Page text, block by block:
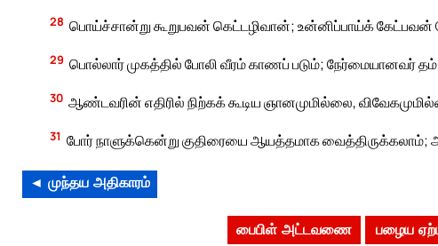
28 பொய்ச்சான்று கூறுபவன் கெட்டழிவான்; உன்னிப்பாய்க் கேட்பவன்
29 பொல்லார் முகத்தில் போலி வீரம் காணப் படும்; நேர்மையானவர் தம்
30 ஆண்டவரின் எதிரில் நிற்கக் கூடிய ஞானமுமில்லை,
31 போர் நாளுக்கென்று குதிரையை ஆயத்தமாக
◄ முந்தய அதிகாரம்
பைபிள் அட்டவணை பழைய